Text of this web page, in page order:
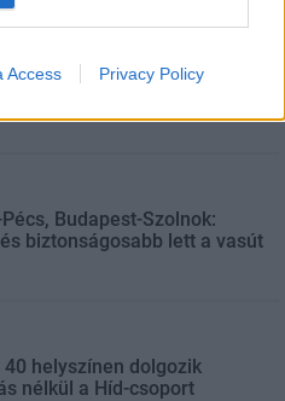
Access Privacy Policy
pénzügyi ismereteit
Budapest-Szolnok:
biztonságosabb lett a vasút
40 helyszínen dolgozik
nélkül a Híd-csoport